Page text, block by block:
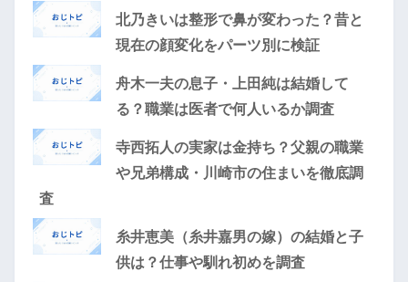
北乃きいは整形で鼻が変わった？昔と
現在の顔変化をパーツ別に検証
舟木一夫の息子・上田純は結婚して
る？職業は医者で何人いるか調査
寺西拓人の実家は金持ち？父親の職業
や兄弟構成・川崎市の住まいを徹底調
査
糸井恵美（糸井嘉男の嫁）の結婚と子
供は？仕事や馴れ初めを調査